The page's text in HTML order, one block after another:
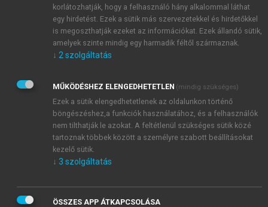
Kérek értesítést a MeRSZ újdonságairól, akcióiról.
Kérek értesítést az Akadémiai Kiadó Zrt. újdonságairól,
Adatkezelési tájékoztatóbanfoglaltakat tudomásul
veszem és elfogadom.
Általános vásárlási feltételeket, valamint a szotar.netés a
mersz.huoldalak licencszerződéseiben foglaltakat
tudomásul veszem és elfogadom.
KIPRÓBÁLOM
korlátozhatják, hogy a felhasználó hány alkalommal láthat
egy hirdetést. Ezek a sütik más szervezetekkel és hirdetőkkel
is megoszthatják ezeket az információkat. Ezek állandó sütik,
amelyek szinte mindig egy harmadik féltől származnak.
↓ 2 szolgáltatás
MŰKÖDÉSHEZ ELENGEDHETETLEN (mindig szükséges)
Ezek a sütik elengedhetetlenek az oldalunkon történő
böngészéshez,a funkciók használatához, és a felhasználók
nem tilthatják le azokat. A feltétlenül szükséges sütik közé
tartoznak többek között a személyre szabott beállításokat
kezelő sütik.
↓ 3 szolgáltatás
ÖSSZES APP ÁTKAPCSOLÁSA